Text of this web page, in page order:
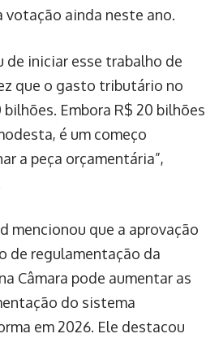
votação ainda neste ano.
de iniciar esse trabalho de
que o gasto tributário no
Embora R$ 20 bilhões
é um começo
a peça orçamentária”,
mencionou que a aprovação
de regulamentação da
Câmara pode aumentar as
do sistema
em 2026. Ele destacou